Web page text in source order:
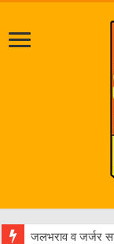
एक वारं